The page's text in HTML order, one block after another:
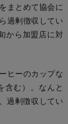
まとめて協会に
過剰徴収してい
から加盟店に対
ヒーのカップな
含む）。なんと
過剰徴収してい